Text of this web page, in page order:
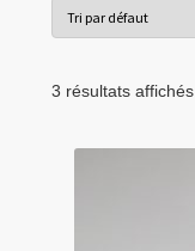
Tarifs Pro
3 résultats affichés